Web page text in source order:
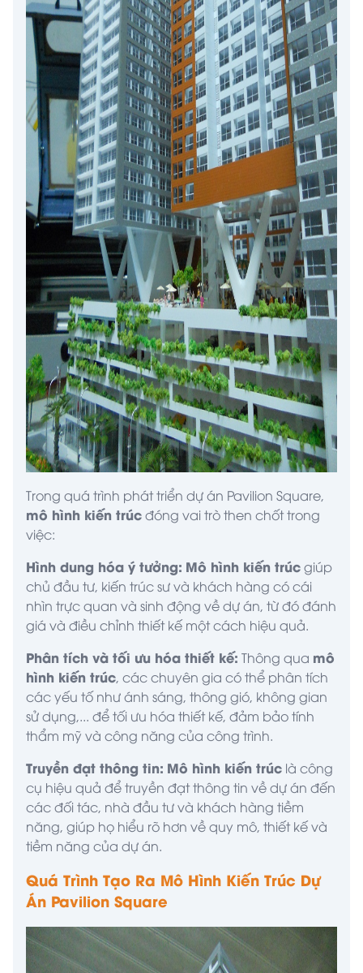
Trong quá trình phát triển dự án Pavilion Square,
mô hình kiến trúcđóng vai trò then chốt trong
việc:
Hình dung hóa ý tưởng: Mô hình kiến trúcgiúp
chủ đầu tư, kiến trúc sư và khách hàng có cái
nhìn trực quan và sinh động về dự án, từ đó đánh
giá và điều chỉnh thiết kế một cách hiệu quả.
Phân tích và tối ưu hóa thiết kế: Thông qua mô
hình kiến trúc, các chuyên gia có thể phân tích
các yếu tố như ánh sáng, thông gió, không gian
sử dụng,... để tối ưu hóa thiết kế, đảm bảo tính
thẩm mỹ và công năng của công trình.
Truyền đạt thông tin: Mô hình kiến trúc là công
cụ hiệu quả để truyền đạt thông tin về dự án đến
các đối tác, nhà đầu tư và khách hàng tiềm
năng, giúp họ hiểu rõ hơn về quy mô, thiết kế và
tiềm năng của dự án.
Quá Trình Tạo Ra Mô Hình Kiến Trúc Dự
Án Pavilion Square